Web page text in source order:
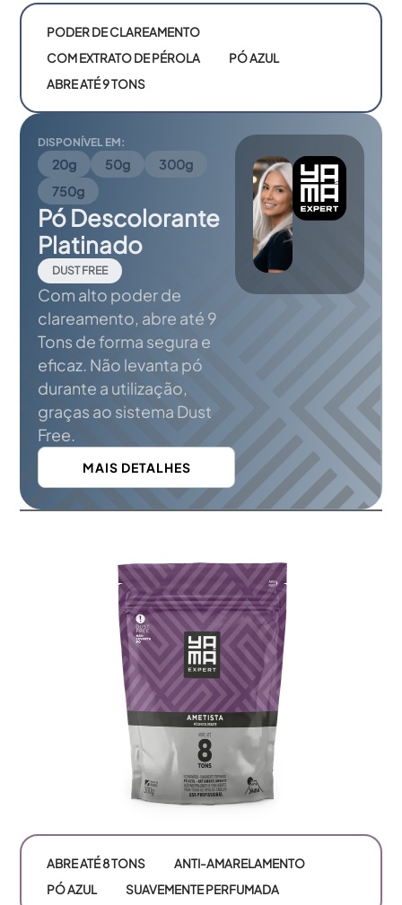
PODER DE CLAREAMENTO
COM EXTRATO DE PÉROLA
PÓ AZUL
ABRE ATÉ 9 TONS
DISPONÍVEL EM:
20g 50g
300g
750g
Pó Descolorante
Platinado
DUST FREE
Com alto poder de
clareamento, abre até 9
Tons de forma segura e
eficaz. Não levanta pó
durante a utilização,
graças ao sistema Dust
Free.
MAIS DETALHES
ABRE ATÉ 8 TONS
ANTI-AMARELAMENTO
PÓ AZUL
SUAVEMENTE PERFUMADA